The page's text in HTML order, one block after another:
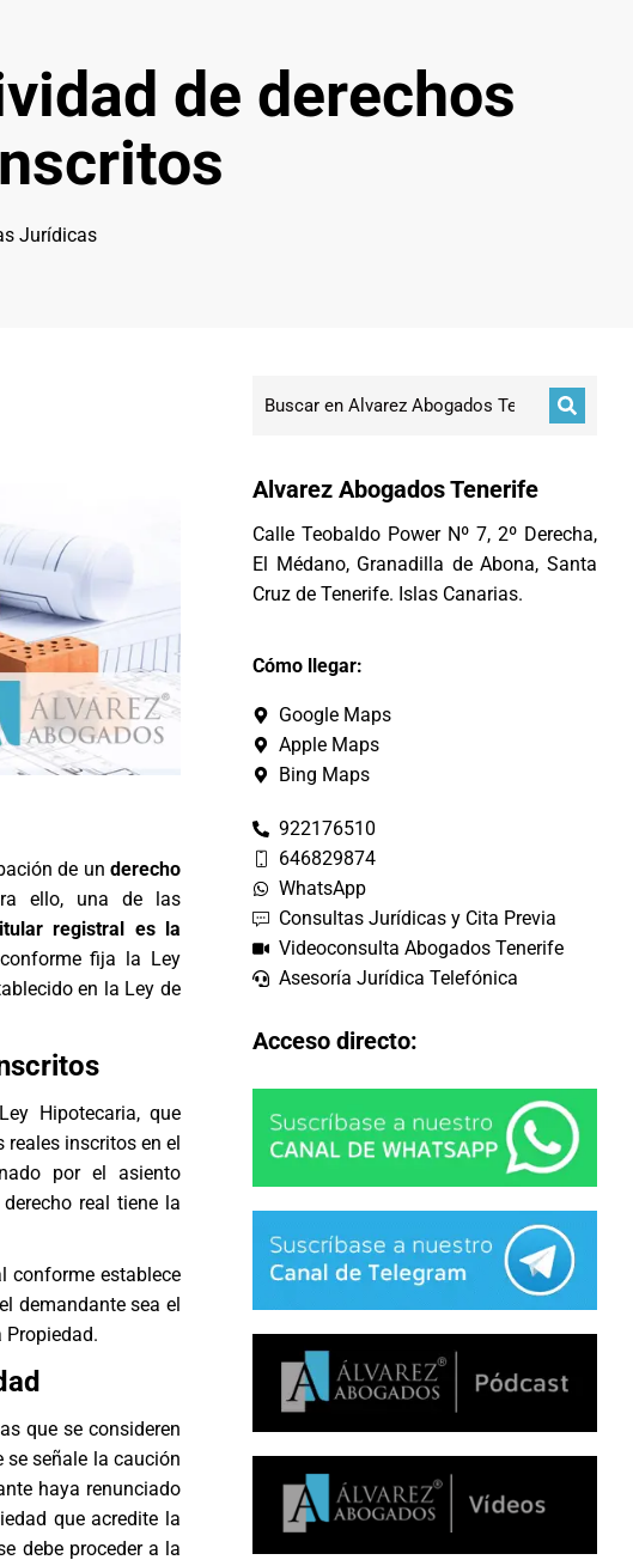
de derechos
Jurídicas
de un derecho
ello, una de las
registral es la
fija la Ley
en la Ley de
Hipotecaria, que
reales inscritos en el
por el asiento
real tiene la
conforme establece
demandante sea el
Propiedad.
que se consideren
se señale la caución
haya renunciado
que acredite la
debe proceder a la
Alvarez Abogados Tenerife
Calle Teobaldo Power Nº 7, 2º Derecha,
El Médano, Granadilla de Abona, Santa
Cruz de Tenerife. Islas Canarias.
Cómo llegar:
Google Maps
Apple Maps
Bing Maps
922176510
646829874
WhatsApp
Consultas Jurídicas y Cita Previa
Videoconsulta Abogados Tenerife
Asesoría Jurídica Telefónica
Acceso directo: